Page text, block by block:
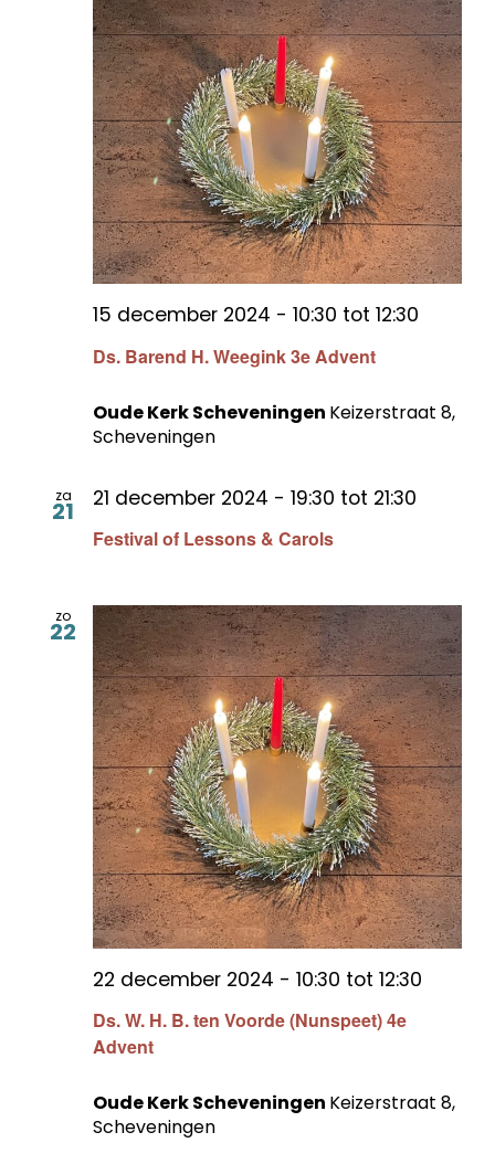
Ds. Barend H. Weegink 3e Advent
15 december 2024 - 10:30 tot 12:30
Oude Kerk Scheveningen Keizerstraat 8,
Scheveningen
za
21
Festival of Lessons & Carols
21 december 2024 - 19:30 tot 21:30
zo
22
Ds. W. H. B. ten Voorde (Nunspeet) 4e
Advent
22 december 2024 - 10:30 tot 12:30
Oude Kerk Scheveningen Keizerstraat 8,
Scheveningen